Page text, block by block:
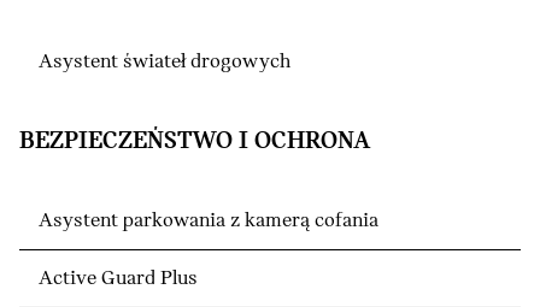
Asystent świateł drogowych
BEZPIECZEŃSTWO I OCHRONA
Asystent parkowania z kamerą cofania
Active Guard Plus